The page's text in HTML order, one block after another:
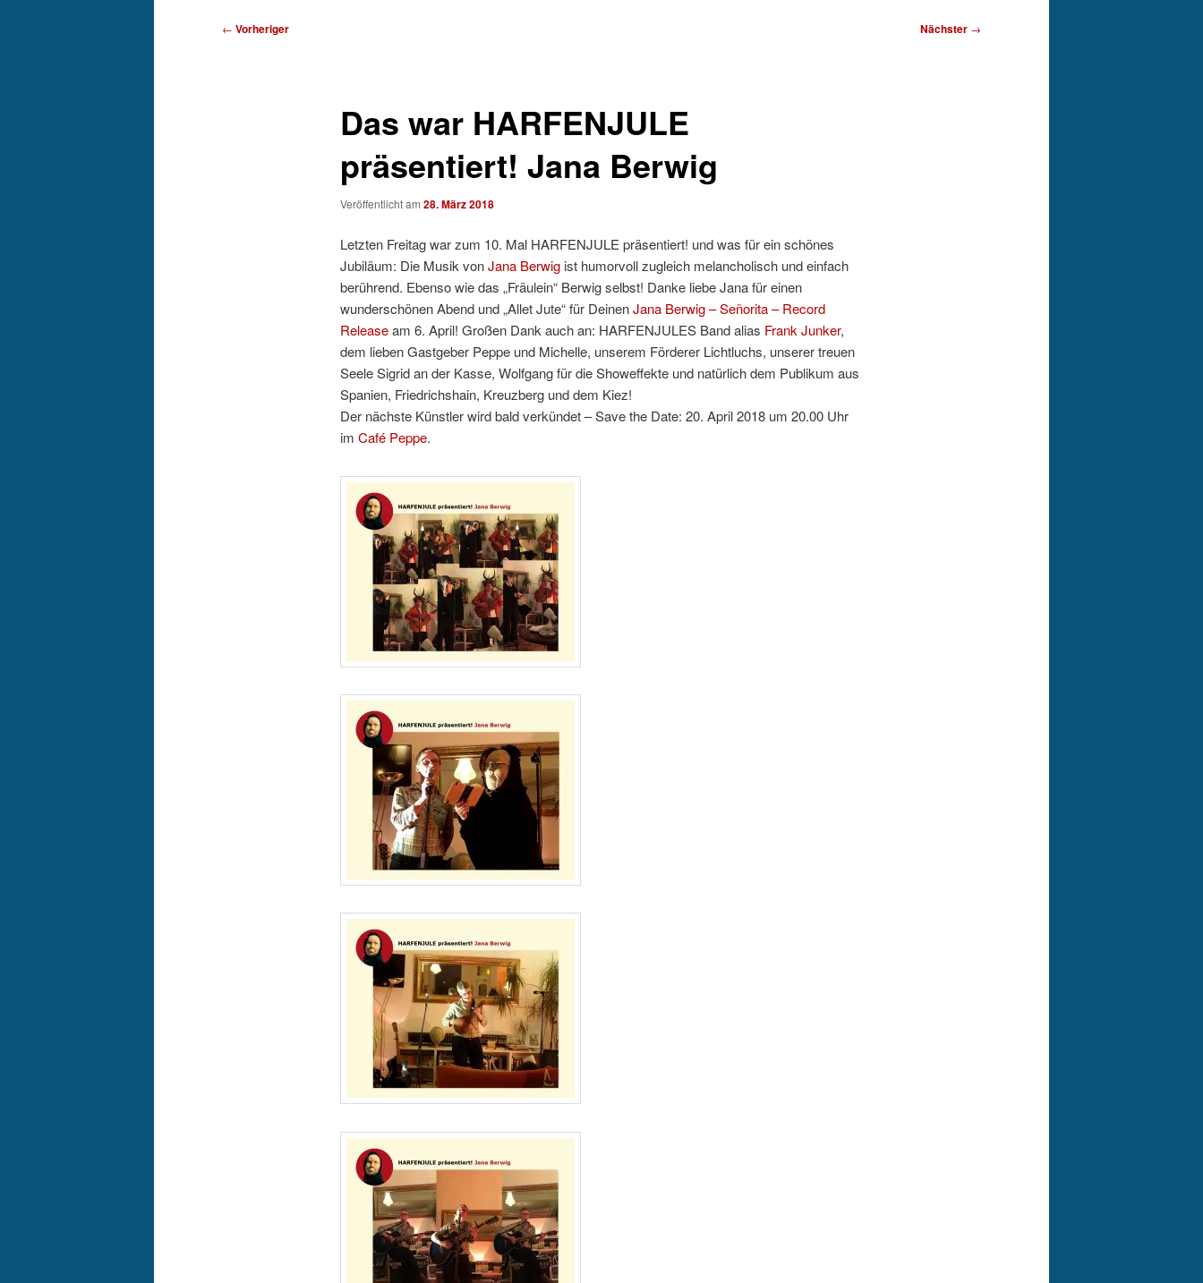
Beitragsnavigation
← Vorheriger Nächster →
Das war HARFENJULE
präsentiert! Jana Berwig
Veröffentlicht am 28. März 2018
Letzten Freitag war zum 10. Mal HARFENJULE präsentiert! und was für ein schönes
Jubiläum: Die Musik vonJana Berwigist humorvoll zugleich melancholisch und einfach
berührend. Ebenso wie das „Fräulein“ Berwig selbst! Danke liebe Jana für einen
wunderschönen Abend und „Allet Jute“ für DeinenJana Berwig – Señorita – Record
Releaseam 6. April! Großen Dank auch an: HARFENJULES Band alias Frank Junker,
dem lieben Gastgeber Peppe und Michelle, unserem Förderer Lichtluchs, unserer treuen
Seele Sigrid an der Kasse, Wolfgang für die Showeffekte und natürlich dem Publikum aus
Spanien, Friedrichshain, Kreuzberg und dem Kiez!
Der nächste Künstler wird bald verkündet – Save the Date: 20. April 2018 um 20.00 Uhr
im Café Peppe.